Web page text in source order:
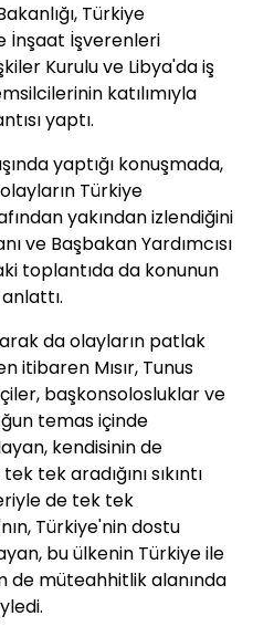
Türkiye
İnşaat İşverenleri
Kurulu ve Libya'da iş
katılımıyla
yaptı.
yaptığı konuşmada,
Türkiye
yakından izlendiğini
ve Başbakan Yardımcısı
toplantıda da konunun
da olayların patlak
itibaren Mısır, Tunus
başkonsolosluklar ve
temas içinde
kendisinin de
tek aradığını sıkıntı
de tek tek
Türkiye'nin dostu
bu ülkenin Türkiye ile
de müteahhitlik alanında